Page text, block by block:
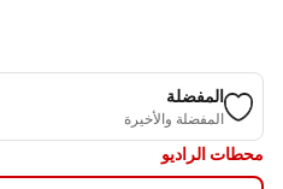
المفضلة
المفضلة والأخيرة
محطات الراديو